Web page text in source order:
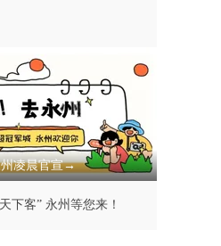
州凌晨官宣→
下客” 永州等您来！